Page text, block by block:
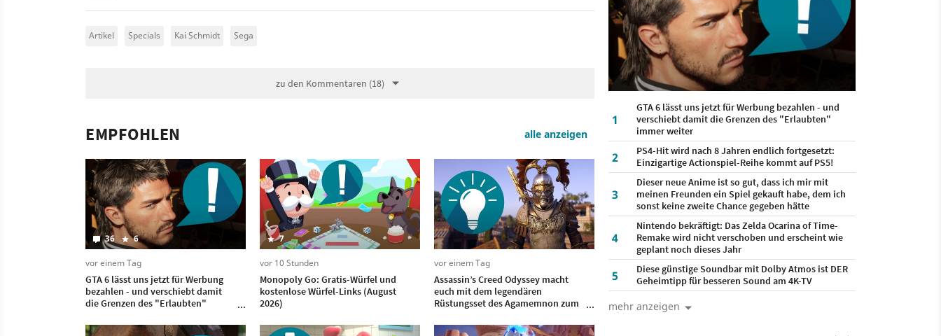
Artikel Specials Kai Schmidt Sega
zu den Kommentaren (18)
EMPFOHLEN alle anzeigen
36 6
vor einem Tag
GTA 6 lässt uns jetzt für Werbung
bezahlen - und verschiebt damit
die Grenzen des "Erlaubten"
7
vor 10 Stunden
Monopoly Go: Gratis-Würfel und
kostenlose Würfel-Links (August
2026)
vor einem Tag
Assassin’s Creed Odyssey macht
euch mit dem legendären
Rüstungsset des Agamemnon zum
1
GTA 6 lässt uns jetzt für Werbung bezahlen - und
verschiebt damit die Grenzen des "Erlaubten"
immer weiter
2
PS4-Hit wird nach 8 Jahren endlich fortgesetzt:
Einzigartige Actionspiel-Reihe kommt auf PS5!
3
Dieser neue Anime ist so gut, dass ich mir mit
meinen Freunden ein Spiel gekauft habe, dem ich
sonst keine zweite Chance gegeben hätte
4
Nintendo bekräftigt: Das Zelda Ocarina of Time-
Remake wird nicht verschoben und erscheint wie
geplant noch dieses Jahr
5
Diese günstige Soundbar mit Dolby Atmos ist DER
Geheimtipp für besseren Sound am 4K-TV
mehr anzeigen